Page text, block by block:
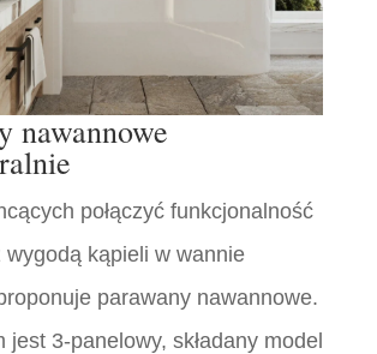
nawannowe
połączyć funkcjonalność
wygodą kąpieli w wannie
parawany nawannowe.
jest 3-panelowy, składany model